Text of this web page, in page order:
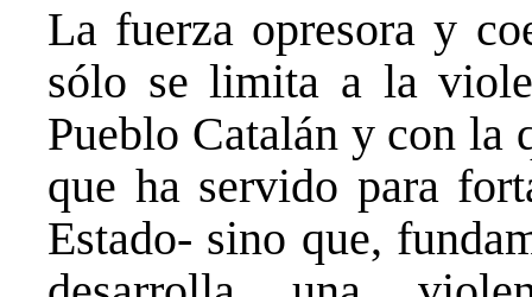
La fuerza opresora y
sólo se limita a la
Pueblo Catalán y con la
que ha servido para
Estado- sino que,